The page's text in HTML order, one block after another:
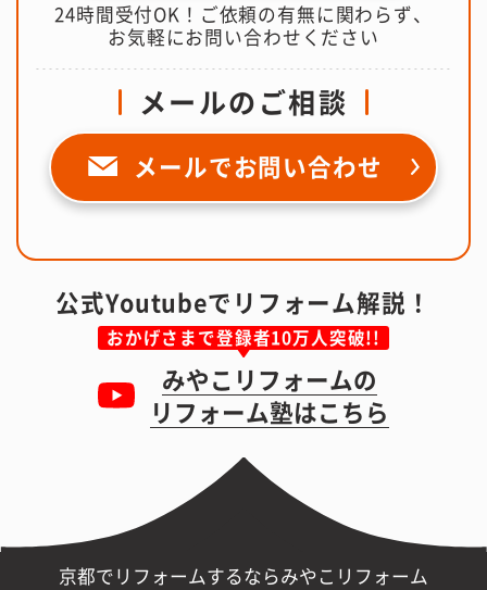
24時間受付OK！ご依頼の有無に関わらず、
お気軽にお問い合わせください
メールのご相談
メールでお問い合わせ
公式Youtubeでリフォーム解説！
おかげさまで登録者10万人突破!!
みやこリフォームの
リフォーム塾はこちら
京都でリフォームするならみやこリフォーム